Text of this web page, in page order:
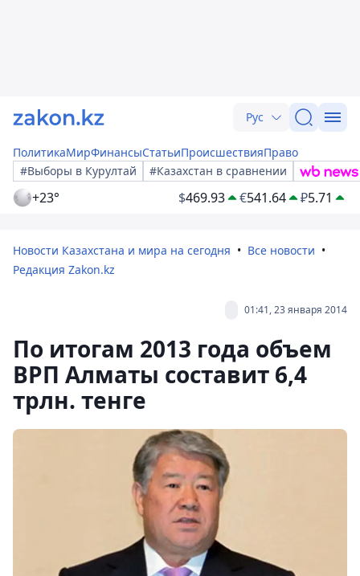
Рус
ПолитикаМирФинансыСтатьиПроисшествияПраво
#Выборы в Курултай
#Казахстан в сравнении
+23° $469.93 €541.64 ₽5.71
Новости Казахстана и мира на сегодня
Все новости
Редакция Zakon.kz
01:41, 23 января 2014
По итогам 2013 года объем
ВРП Алматы составит 6,4
трлн. тенге